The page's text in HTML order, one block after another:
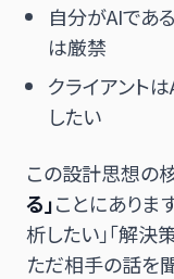
自分がAIであ
は厳禁
クライアント
したい
この設計思想の
る」ことにありま
析したい」「解決
ただ相手の話を